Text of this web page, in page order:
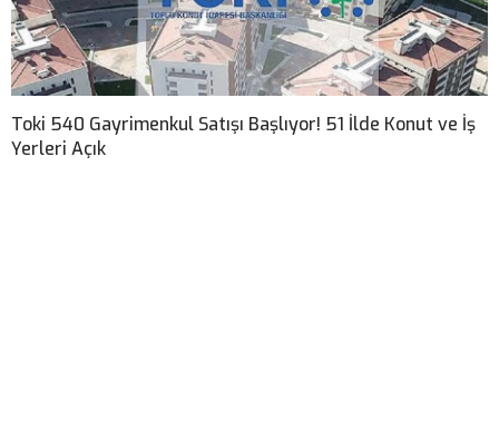
Toki 540 Gayrimenkul Satışı Başlıyor! 51 İlde Konut ve İş
Yerleri Açık